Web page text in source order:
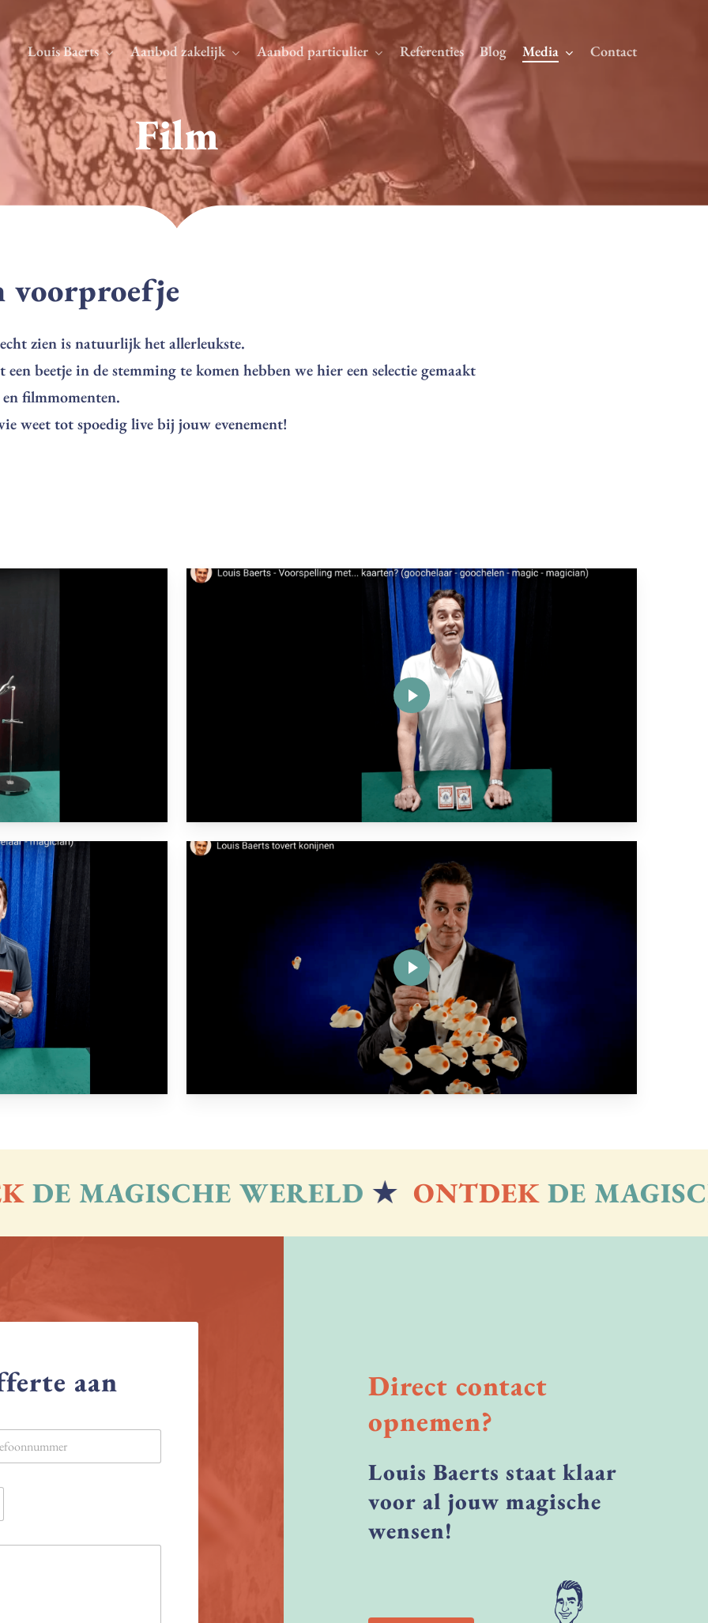
Louis Baerts Aanbod zakelijk Aanbod particulier Referenties Blog Media Contact
Film
voorproefje
zien is natuurlijk het allerleukste.
beetje in de stemming te komen hebben we hier een selectie gemaakt
filmmomenten.
weet tot spoedig live bij jouw evenement!
Play
Play
MAGISCHE WERELD★ ONTDEKDE
aan Direct contact
opnemen?
Louis Baerts staat klaar
voor al jouw magische
wensen!